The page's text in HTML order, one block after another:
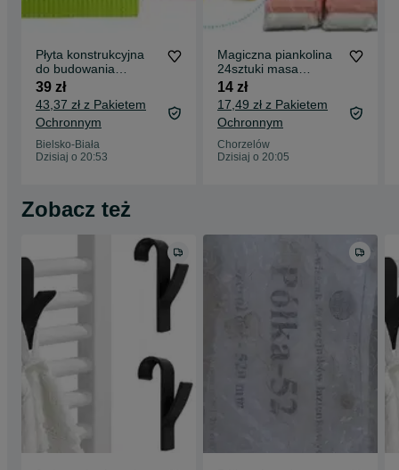
Płyta konstrukcyjna
do budowania
klocków DUŻY
WYMIAR Wymiar
40cm x 40c
39 zł
43,37 zł z Pakietem
Ochronnym
Bielsko-Biała
Dzisiaj o 20:53
Magiczna piankolina
24sztuki masa
plastyczna
14 zł
17,49 zł z Pakietem
Ochronnym
Chorzelów
Dzisiaj o 20:05
Zobacz też